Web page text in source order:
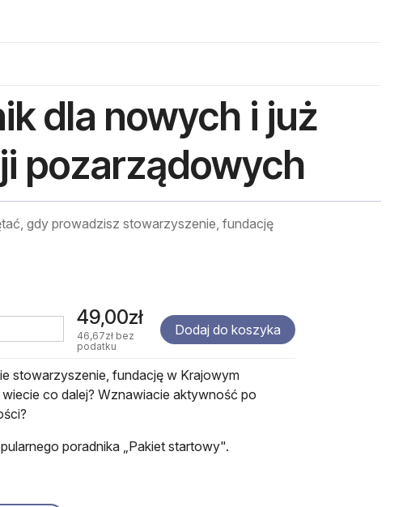
dla nowych i już
pozarządowych
gdy prowadzisz stowarzyszenie, fundację
49,00zł
46,67złbez
podatku
Dodaj do koszyka
stowarzyszenie, fundację w Krajowym
co dalej? Wznawiacie aktywność po
poradnika „Pakiet startowy".